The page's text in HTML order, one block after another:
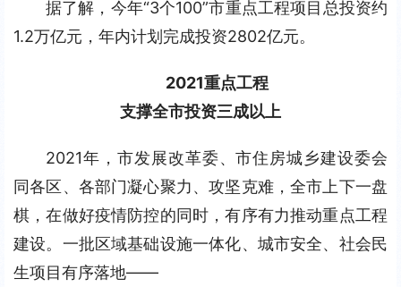
据了解，今年“3个100”市重点工程项目总投资约
1.2万亿元，年内计划完成投资2802亿元。
2021重点工程
支撑全市投资三成以上
2021年，市发展改革委、市住房城乡建设委会
同各区、各部门凝心聚力、攻坚克难，全市上下一盘
棋，在做好疫情防控的同时，有序有力推动重点工程
建设。一批区域基础设施一体化、城市安全、社会民
生项目有序落地——